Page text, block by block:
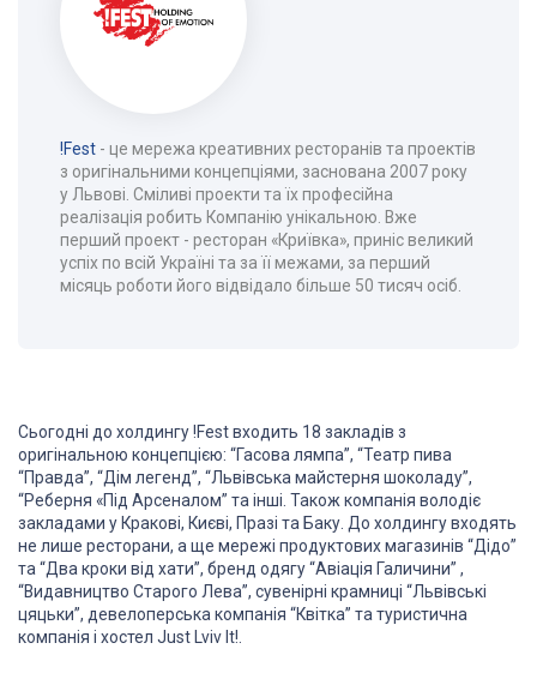
!Fest - це мережа креативних ресторанів та проектів
з оригінальними концепціями, заснована 2007 року
у Львові. Сміливі проекти та їх професійна
реалізація робить Компанію унікальною. Вже
перший проект - ресторан «Криївка», приніс великий
успіх по всій Україні та за її межами, за перший
місяць роботи його відвідало більше 50 тисяч осіб.
Сьогодні до холдингу !Fest входить 18 закладів з
оригінальною концепцією: “Гасова лямпа”, “Театр пива
“Правда”, “Дім легенд”, “Львівська майстерня шоколаду”,
“Реберня «Під Арсеналом” та інші. Також компанія володіє
закладами у Кракові, Києві, Празі та Баку. До холдингу входять
не лише ресторани, а ще мережі продуктових магазинів “Дідо”
та “Два кроки від хати”, бренд одягу “Авіація Галичини” ,
“Видавництво Старого Лева”, сувенірні крамниці “Львівські
цяцьки”, девелоперська компанія “Квітка” та туристична
компанія і хостел Just Lviv It!.